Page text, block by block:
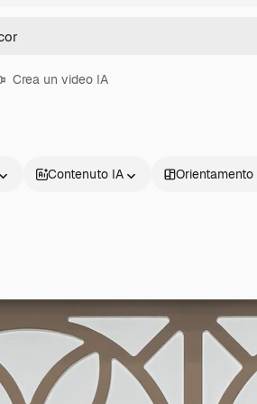
Crea un video IA
Contenuto IA Orientamento
Prodotti